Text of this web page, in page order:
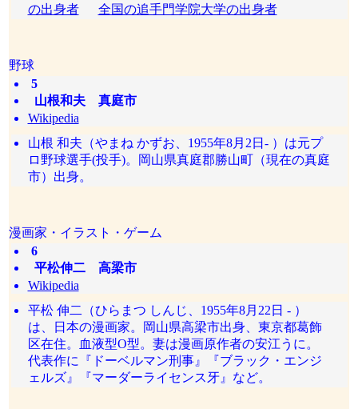
の出身者
全国の追手門学院大学の出身者
野球
5
山根和夫 真庭市
Wikipedia
山根 和夫（やまね かずお、1955年8月2日- ）は元プ
ロ野球選手(投手)。岡山県真庭郡勝山町（現在の真庭
市）出身。
漫画家・イラスト・ゲーム
6
平松伸二 高梁市
Wikipedia
平松 伸二（ひらまつ しんじ、1955年8月22日 - ）
は、日本の漫画家。岡山県高梁市出身、東京都葛飾
区在住。血液型O型。妻は漫画原作者の安江うに。
代表作に『ドーベルマン刑事』『ブラック・エンジ
ェルズ』『マーダーライセンス牙』など。